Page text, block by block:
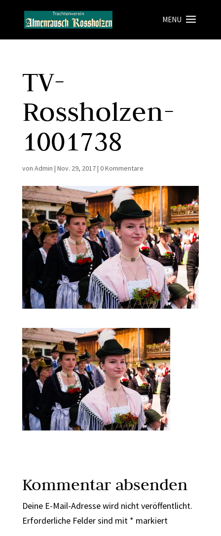
TV-
Rossholzen-
1001738
von Admin | Nov. 29, 2017| 0 Kommentare
Kommentar absenden
Deine E-Mail-Adresse wird nicht veröffentlicht.
Erforderliche Felder sind mit * markiert